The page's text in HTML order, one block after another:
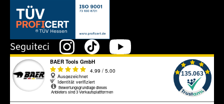
Dieser Link öffnet sich in einem neuen Tab.
Seguiteci